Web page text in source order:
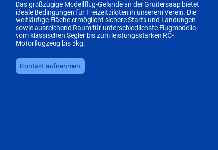
Das großzügige Modellflug-Gelände an der Gruitersaap bietet
ideale Bedingungen für Freizeitpiloten in unserem Verein. Die
weitläufige Fläche ermöglicht sichere Starts und Landungen
sowie ausreichend Raum für unterschiedlichste Flugmodelle –
vom klassischen Segler bis zum leistungsstarken RC-
Motorflugzeug bis 5kg.
Kontakt aufnehmen